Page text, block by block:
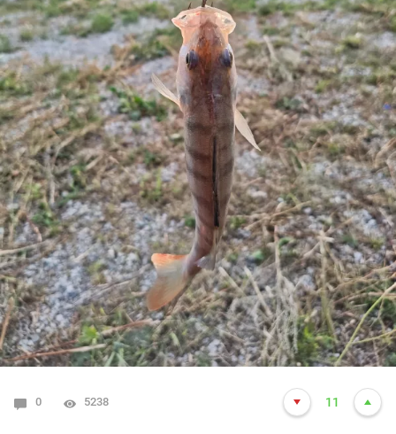
0 5238 11